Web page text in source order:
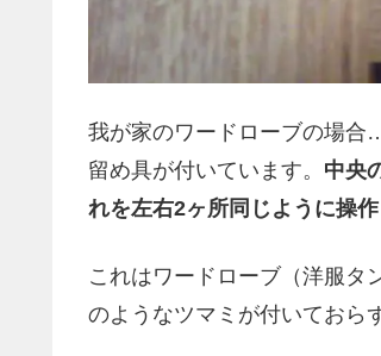
我が家のワードローブの場合
留め具が付いています。 中央
れを左右2ヶ所同じように操
これはワードローブ（洋服タ
のようなツマミが付いておら